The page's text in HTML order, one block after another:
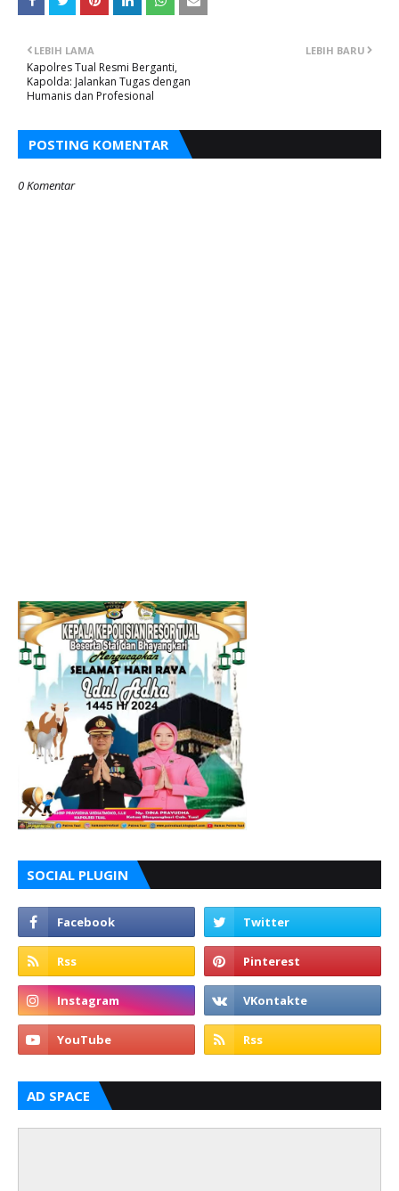
LEBIH BARU
LEBIH LAMA
Kapolres Tual Resmi Berganti,
Kapolda: Jalankan Tugas dengan
Humanis dan Profesional
POSTING KOMENTAR
0 Komentar
SOCIAL PLUGIN
AD SPACE